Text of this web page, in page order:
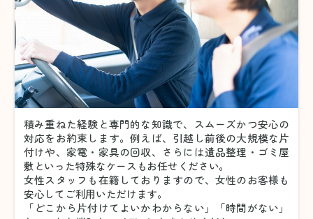
積み重ねた経験と専門的な知識で、スムーズかつ安心の
対応をお約束します。例えば、引越し前後の大規模な片
付けや、家電・家具の回収、さらには遺品整理・ゴミ屋
敷といった特殊なケースもお任せください。
女性スタッフも在籍しておりますので、女性のお客様も
安心してご利用いただけます。
「どこから片付けてよいかわからない」「時間がない」